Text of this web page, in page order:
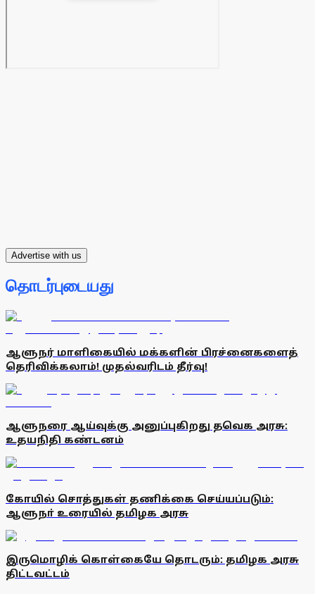
Advertise with us
தொடர்புடையது
ஆளுநர் மாளிகையில் மக்களின் பிரச்னைகளைத்
தெரிவிக்கலாம்! முதல்வரிடம் தீர்வு!
ஆளுநரை ஆய்வுக்கு அனுப்புகிறது தவெக அரசு:
உதயநிதி கண்டனம்
கோயில் சொத்துகள் தணிக்கை செய்யப்படும்:
ஆளுநா் உரையில் தமிழக அரசு
இருமொழிக் கொள்கையே தொடரும்: தமிழக அரசு
திட்டவட்டம்